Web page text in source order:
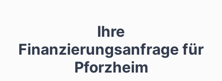
Ihre
Finanzierungsanfrage für
Pforzheim